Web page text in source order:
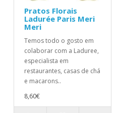
Pratos Florais
Ladurée Paris Meri
Meri
Temos todo o gosto em
colaborar com a Laduree,
especialista em
restaurantes, casas de chá
e macarons..
8,60€